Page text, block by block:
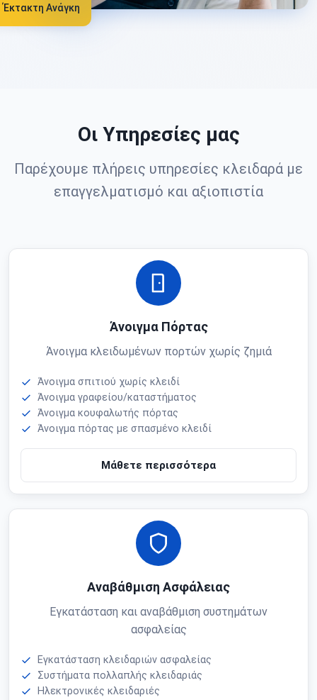
Έκτακτη Ανάγκη
Οι Υπηρεσίες μας
Παρέχουμε πλήρεις υπηρεσίες κλειδαρά με
επαγγελματισμό και αξιοπιστία
Άνοιγμα Πόρτας
Άνοιγμα κλειδωμένων πορτών χωρίς ζημιά
Άνοιγμα σπιτιού χωρίς κλειδί
Άνοιγμα γραφείου/καταστήματος
Άνοιγμα κουφαλωτής πόρτας
Άνοιγμα πόρτας με σπασμένο κλειδί
Μάθετε περισσότερα
Αναβάθμιση Ασφάλειας
Εγκατάσταση και αναβάθμιση συστημάτων
ασφαλείας
Εγκατάσταση κλειδαριών ασφαλείας
Συστήματα πολλαπλής κλειδαριάς
Ηλεκτρονικές κλειδαριές